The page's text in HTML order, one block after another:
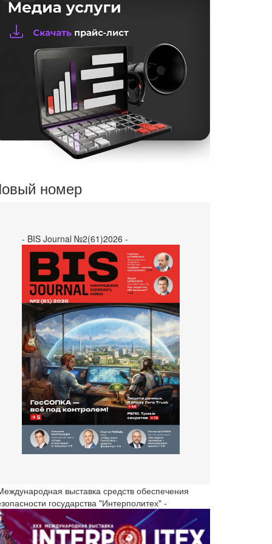
номер
- BIS Journal №2(61)2026 -
выставка средств обеспечения
государства "Интерполитех" -